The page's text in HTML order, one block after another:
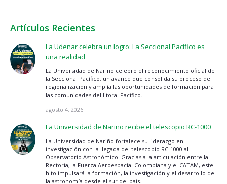
Artículos Recientes
La Udenar celebra un logro: La Seccional Pacífico es
una realidad
La Universidad de Nariño celebró el reconocimiento oficial de
la Seccional Pacífico, un avance que consolida su proceso de
regionalización y amplía las oportunidades de formación para
las comunidades del litoral Pacífico.
agosto 4, 2026
La Universidad de Nariño recibe el telescopio RC-1000
La Universidad de Nariño fortalece su liderazgo en
investigación con la llegada del telescopio RC-1000 al
Observatorio Astronómico. Gracias a la articulación entre la
Rectoría, la Fuerza Aeroespacial Colombiana y el CATAM, este
hito impulsará la formación, la investigación y el desarrollo de
la astronomía desde el sur del país.